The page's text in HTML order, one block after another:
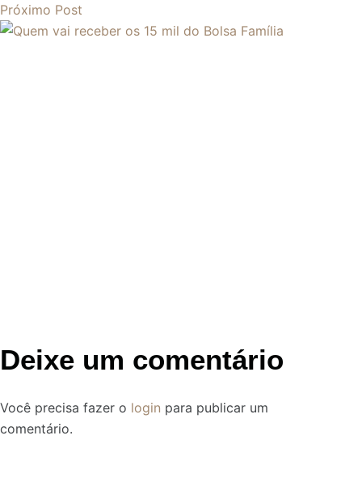
Próximo Post
Deixe um comentário
Você precisa fazer o login para publicar um
comentário.